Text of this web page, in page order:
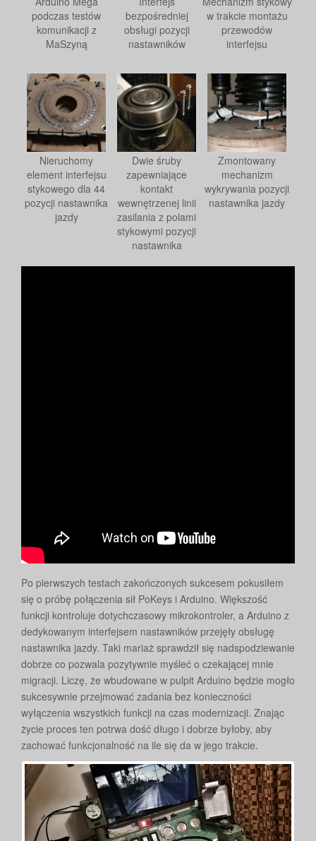
podczas testów
komunikacji z
MaSzyną
bezpośredniej
obsługi pozycji
nastawników
w trakcie montażu
przewodów
interfejsu
Nieruchomy
element interfejsu
stykowego dla 44
pozycji nastawnika
jazdy
Dwie śruby
zapewniające
kontakt
wewnętrzenej linii
zasilania z polami
stykowymi pozycji
nastawnika
Zmontowany
mechanizm
wykrywania pozycji
nastawnika jazdy
Po pierwszych testach zakończonych sukcesem pokusiłem
się o próbę połączenia sił PoKeys i Arduino. Większość
funkcji kontroluje dotychczasowy mikrokontroler, a Arduino z
dedykowanym interfejsem nastawników przejęły obsługę
nastawnika jazdy. Taki mariaż sprawdził się nadspodziewanie
dobrze co pozwala pozytywnie myśleć o czekającej mnie
migracji. Liczę, że wbudowane w pulpit Arduino będzie mogło
sukcesywnie przejmować zadania bez konieczności
wyłączenia wszystkich funkcji na czas modernizacji. Znając
życie proces ten potrwa dość długo i dobrze byłoby, aby
zachować funkcjonalność na ile się da w jego trakcie.